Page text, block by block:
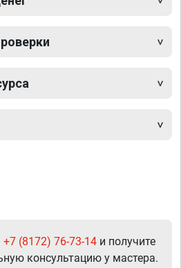
+7 (8172) 76-73-14 и получите
консультацию у мастера.